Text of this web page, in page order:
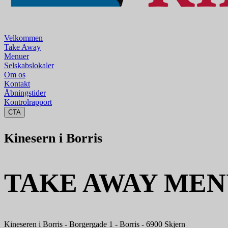
Velkommen
Take Away
Menuer
Selskabslokaler
Om os
Kontakt
Åbningstider
Kontrolrapport
CTA
Kinesern i Borris
TAKE AWAY
Kineseren i Borris - Borgergade 1 - Borris - 6900 Skjern